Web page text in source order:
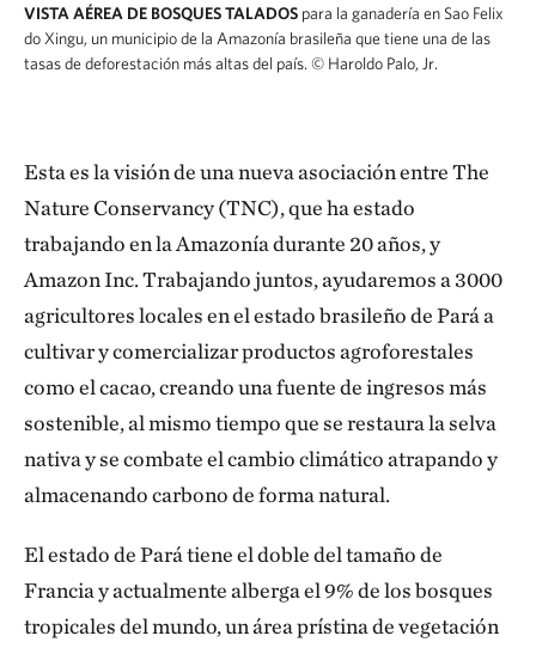
VISTA AÉREA DE BOSQUES TALADOS para la ganadería en Sao Felix
do Xingu, un municipio de la Amazonía brasileña que tiene una de las
tasas de deforestación más altas del país. © Haroldo Palo, Jr.
Esta es la visión de una nueva asociación entre The
Nature Conservancy (TNC), que ha estado
trabajando en la Amazonía durante 20 años, y
Amazon Inc. Trabajando juntos, ayudaremos a 3000
agricultores locales en el estado brasileño de Pará a
cultivar y comercializar productos agroforestales
como el cacao, creando una fuente de ingresos más
sostenible, al mismo tiempo que se restaura la selva
nativa y se combate el cambio climático atrapando y
almacenando carbono de forma natural.
El estado de Pará tiene el doble del tamaño de
Francia y actualmente alberga el 9% de los bosques
tropicales del mundo, un área prístina de vegetación